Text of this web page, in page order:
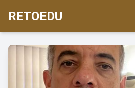
RETOEDU